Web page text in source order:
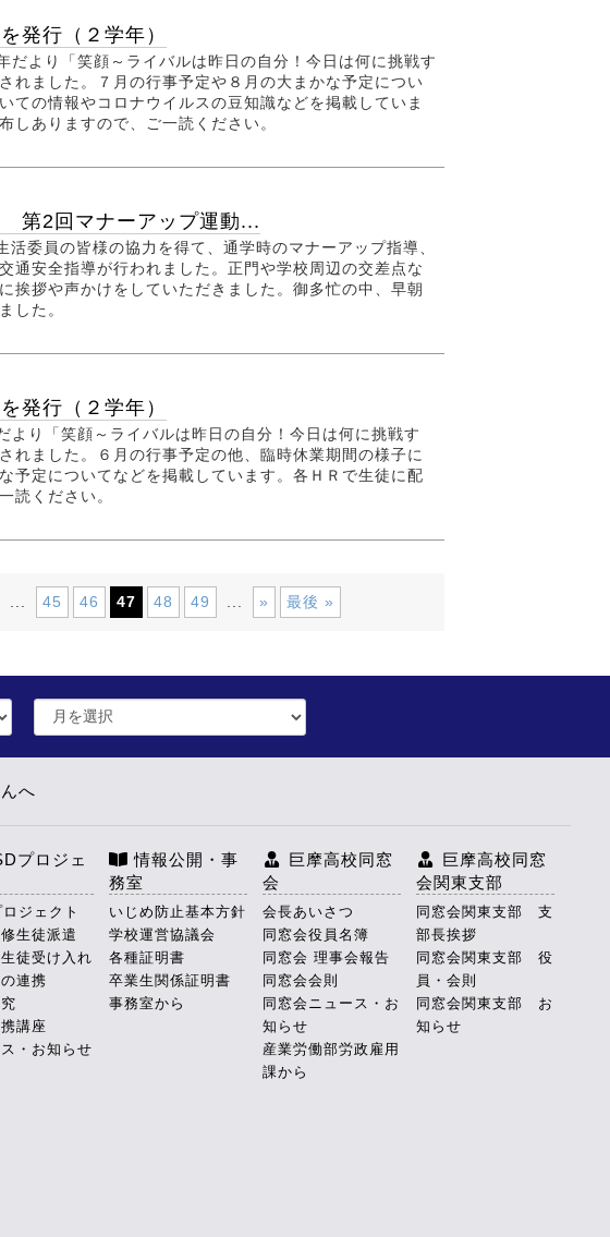
発行（２学年）
だより「笑顔～ライバルは昨日の自分！今日は何に挑戦す
れました。７月の行事予定や８月の大まかな予定につい
ての情報やコロナウイルスの豆知識などを掲載していま
しありますので、ご一読ください。
第2回マナーアップ運動...
活委員の皆様の協力を得て、通学時のマナーアップ指導、
通安全指導が行われました。正門や学校周辺の交差点な
挨拶や声かけをしていただきました。御多忙の中、早朝
した。
発行（２学年）
より「笑顔～ライバルは昨日の自分！今日は何に挑戦す
れました。６月の行事予定の他、臨時休業期間の様子に
予定についてなどを掲載しています。各ＨＲで生徒に配
読ください。
... 45 46 47 48 49 ... » 最後 »
へ
プロジェ
ジェクト
生徒派遣
徒受け入れ
連携
講座
・お知らせ
情報公開・事
務室
いじめ防止基本方針
学校運営協議会
各種証明書
卒業生関係証明書
事務室から
巨摩高校同窓
会
会長あいさつ
同窓会役員名簿
同窓会 理事会報告
同窓会会則
同窓会ニュース・お
知らせ
産業労働部労政雇用
課から
巨摩高校同窓
会関東支部
同窓会関東支部 支
部長挨拶
同窓会関東支部 役
員・会則
同窓会関東支部 お
知らせ